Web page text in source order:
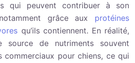
qui peuvent contribuer à son
grâce aux protéines
qu’ils contiennent. En réalité,
source de nutriments souvent
commerciaux pour chiens, ce qui